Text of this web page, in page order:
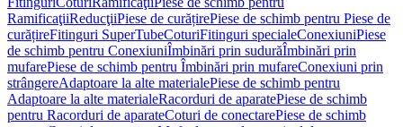
RamificaţiiReducţiiPiese de curățirePiese de schimb pentru Piese de
curățireFitinguri SuperTubeCoturiFitinguri specialeConexiuniPiese
de schimb pentru ConexiuniÎmbinări prin sudurăÎmbinări prin
mufarePiese de schimb pentru Îmbinări prin mufareConexiuni prin
strângereAdaptoare la alte materialePiese de schimb pentru
Adaptoare la alte materialeRacorduri de aparatePiese de schimb
pentru Racorduri de aparateCoturi de conectarePiese de schimb